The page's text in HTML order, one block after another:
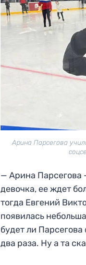
Арина Парсегова
— Арина Парсегова
девочка, ее ждет
тогда Евгений
появилась
будет ли
два раза. Ну а та